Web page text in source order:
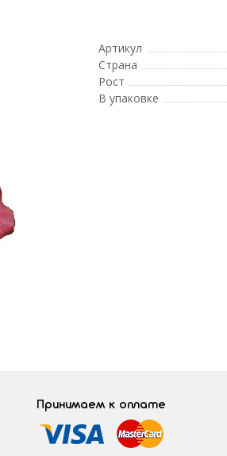
Артикул
Страна
Рост
В упаковке
Принимаем к оплате